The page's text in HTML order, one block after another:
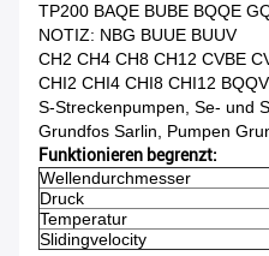
TP200 BAQE BUBE BQQE
NOTIZ: NBG BUUE BUUV
CH2 CH4 CH8 CH12 CVBE
CHI2 CHI4 CHI8 CHI12
S-Streckenpumpen, Se- und
Grundfos Sarlin, Pumpen
Funktionieren begrenzt:
Wellendurchmesser
Druck
Temperatur
Slidingvelocity